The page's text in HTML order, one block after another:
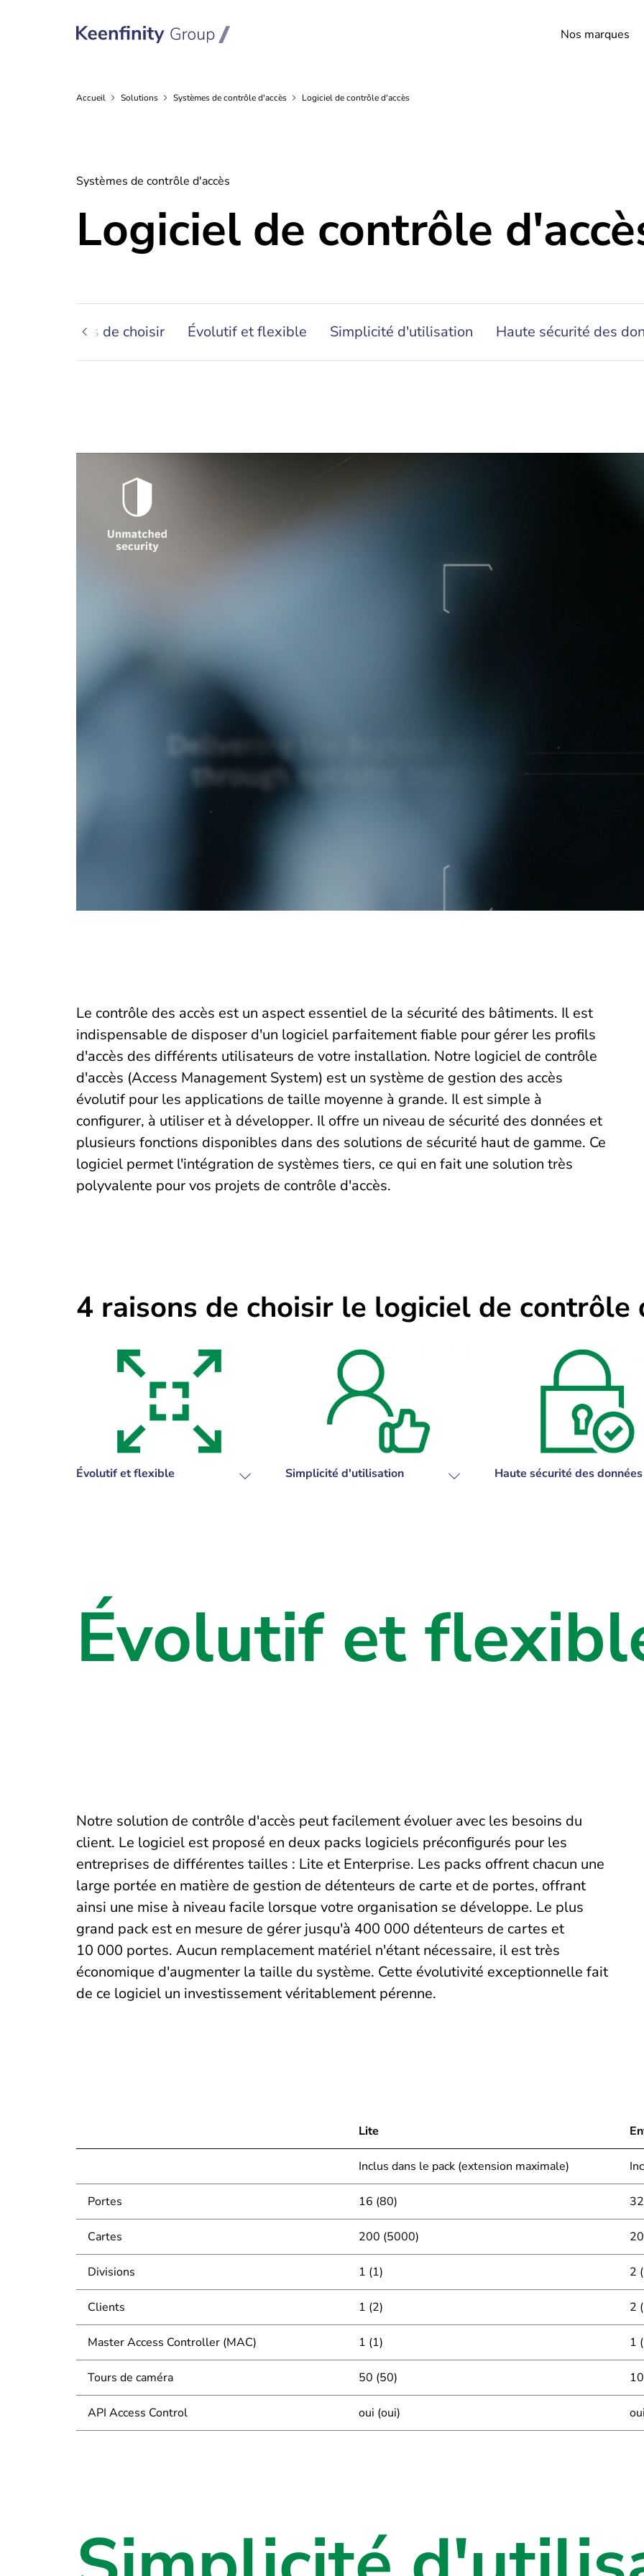
Nos marques
Accueil Solutions Systèmes de contrôled'accès Logiciel de contrôle d'accès
Systèmes de contrôle d'accès
Logiciel de contrôle
4 raisons de choisir Évolutif et flexible Simplicité d'utilisation Haute sécurité des
Le contrôle des accès est un aspect essentiel de la sécurité des bâtiments. Il est
indispensable de disposer d'un logiciel parfaitement fiable pour gérer les profils
d'accès des différents utilisateurs de votre installation. Notre logiciel de contrôle
d'accès (Access Management System) est un système de gestion des accès
évolutif pour les applications de taille moyenne à grande. Il est simple à
configurer, à utiliser et à développer. Il offre un niveau de sécurité des données et
plusieurs fonctions disponibles dans des solutions de sécurité haut de gamme. Ce
logiciel permet l'intégration de systèmes tiers, ce qui en fait une solution très
polyvalente pour vos projets de contrôle d'accès.
4 raisons de choisir le logiciel de contrôle
Évolutif et flexible Simplicité d'utilisation Haute sécurité des données
Évolutif et
Notre solution de contrôle d'accès peut facilement évoluer avec les besoins du
client. Le logiciel est proposé en deux packs logiciels préconfigurés pour les
entreprises de différentes tailles : Lite et Enterprise. Les packs offrent chacun une
large portée en matière de gestion de détenteurs de carte et de portes, offrant
ainsi une mise à niveau facile lorsque votre organisation se développe. Le plus
grand pack est en mesure de gérer jusqu'à 400 000 détenteurs de cartes et
10 000 portes. Aucun remplacement matériel n'étant nécessaire, il est très
économique d'augmenter la taille du système. Cette évolutivité exceptionnelle fait
de ce logiciel un investissement véritablement pérenne.
Lite
Inclus dans le pack (extension maximale)
Portes 16 (80)
Cartes 200 (5000)
Divisions 1 (1) 2
Clients 1 (2) 2
Master Access Controller (MAC) 1 (1) 1
Tours de caméra 50 (50)
API Access Control oui (oui)